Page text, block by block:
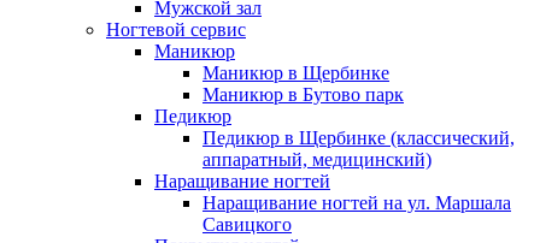
Лазерная эпиляция живота
Лазерная эпиляция лица
Лазерная эпиляция ног
Лазерная эпиляция подмышек
Лазерная эпиляция рук
Лазерная эпиляция спины
Лазерная эпиляция ягодиц
Ресницы
Наращивание ресниц
Ламинирование ресниц
Мужской зал
Ногтевой сервис
Маникюр
Маникюр в Щербинке
Маникюр в Бутово парк
Педикюр
Педикюр в Щербинке (классический,
аппаратный, медицинский)
Наращивание ногтей
Наращивание ногтей на ул. Маршала
Савицкого